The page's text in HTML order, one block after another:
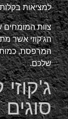
למציאות
צוות
הג'קוזי אשר
המרפסת, כמות
שלכם.
ג'קוזי
סוגים